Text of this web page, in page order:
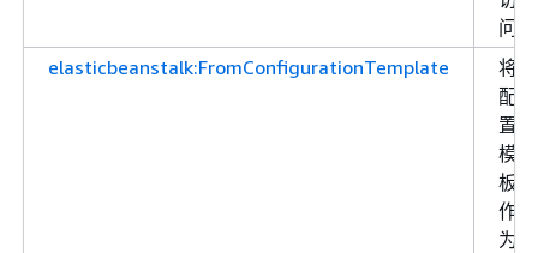
问
elasticbeanstalk:FromConfigurationTemplate
将
配
置
模
板
作
为